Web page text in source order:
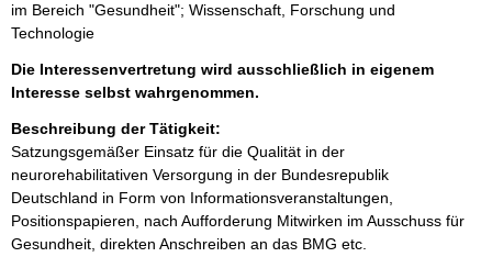
im Bereich "Gesundheit"; Wissenschaft, Forschung und
Technologie
Die Interessenvertretung wird ausschließlich in eigenem
Interesse selbst wahrgenommen.
Beschreibung der Tätigkeit:
Satzungsgemäßer Einsatz für die Qualität in der
neurorehabilitativen Versorgung in der Bundesrepublik
Deutschland in Form von Informationsveranstaltungen,
Positionspapieren, nach Aufforderung Mitwirken im Ausschuss für
Gesundheit, direkten Anschreiben an das BMG etc.